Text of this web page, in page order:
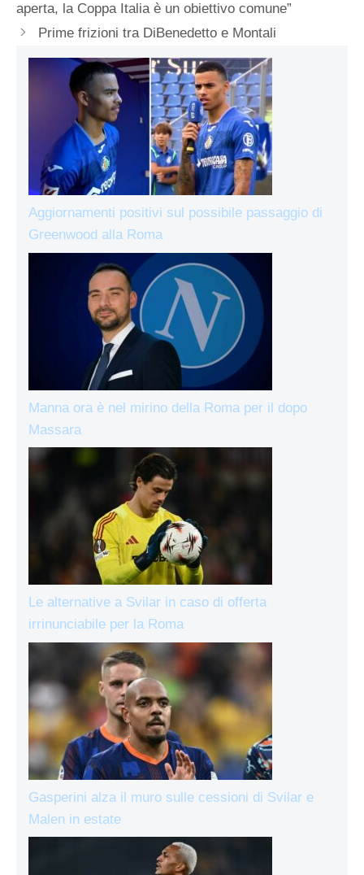
aperta, la Coppa Italia è un obiettivo comune”
Prime frizioni tra DiBenedetto e Montali
Aggiornamenti positivi sul possibile passaggio di
Greenwood alla Roma
Manna ora è nel mirino della Roma per il dopo
Massara
Le alternative a Svilar in caso di offerta
irrinunciabile per la Roma
Gasperini alza il muro sulle cessioni di Svilar e
Malen in estate